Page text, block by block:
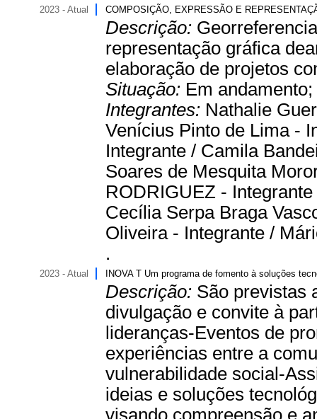
2023 - Atual COMPOSIÇÃO, EXPRESSÃO E
Descrição:
representação gráfica
elaboração de projetos
Situação: Em andamento;
Integrantes: Nathalie
Venícius Pinto de Lima -
Integrante / Camila
Soares de Mesquita
RODRIGUEZ -
Cecília Serpa Braga
Oliveira - Integrante /
.
2023 - Atual INOVA T Um programa de fomento à soluções
Descrição: São previstas
divulgação e convite à
lideranças-Eventos de
experiências entre a
vulnerabilidade social-
ideias e soluções
visando compreensão e